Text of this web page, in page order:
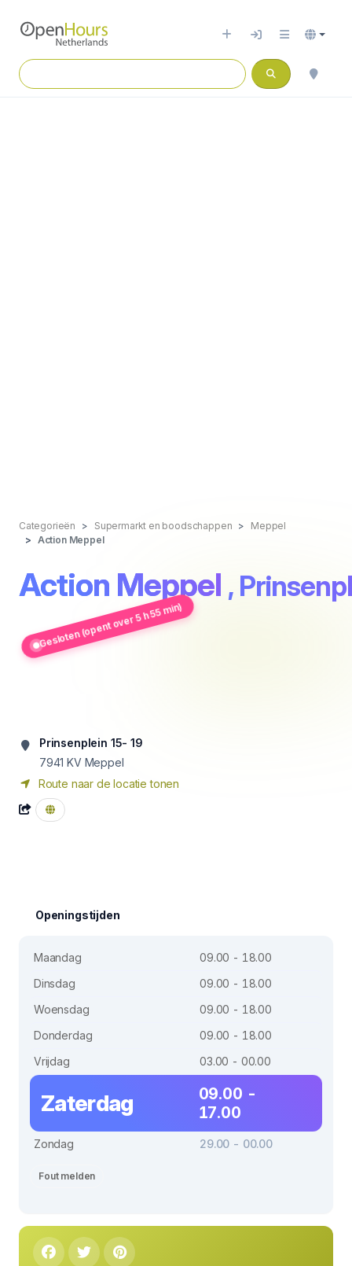
Categorieën Supermarkt en boodschappen
Meppel
Action Meppel
Action Meppel ,
Gesloten (opent over 5 h 55 min)
Prinsenplein 15- 19
7941 KV Meppel
Route naar de locatie tonen
Openingstijden
Maandag
09.00 - 18.00
Dinsdag
09.00 - 18.00
Woensdag
09.00 - 18.00
Donderdag
09.00 - 18.00
Vrijdag
03.00 - 00.00
Zaterdag
09.00 -
17.00
Zondag 29.00 - 00.00
Fout melden